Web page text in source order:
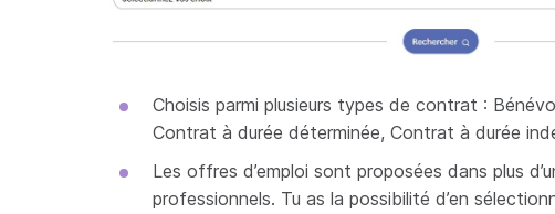
Choisis parmi plusieurs types de contrat :
Contrat à durée déterminée, Contrat à durée
Les offres d’emploi sont proposées dans plus
professionnels. Tu as la possibilité d’en